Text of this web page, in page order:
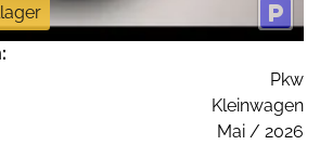
Pkw
Kleinwagen
Mai / 2026